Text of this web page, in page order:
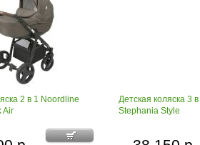
2 в 1 Noordline
Air
Детская коляска 3
Stephania Style